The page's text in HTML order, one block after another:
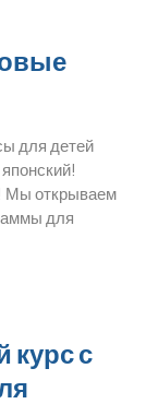
для детей
Мы открываем
для
курс с